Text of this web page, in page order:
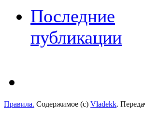
Последние
публикации
Правила. Содержимое (с) Vladekk.